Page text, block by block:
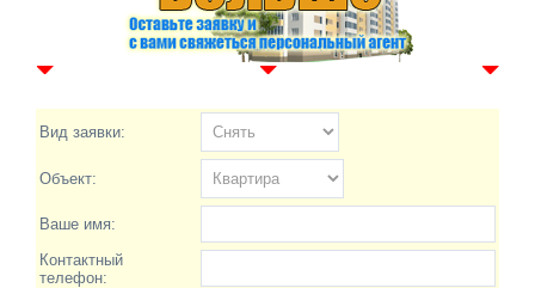
Вид заявки:
Объект:
Ваше имя:
Контактный
телефон: